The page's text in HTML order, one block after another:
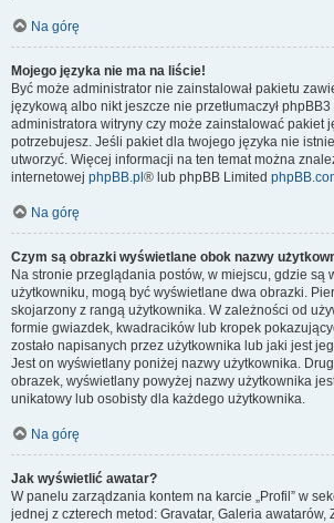
Na górę
Mojego języka nie ma na liście!
Być może administrator nie zainstalował pakietu
językową albo nikt jeszcze nie przetłumaczył
administratora witryny czy może zainstalować pakiet
potrzebujesz. Jeśli pakiet dla twojego języka nie
utworzyć. Więcej informacji na ten temat można
internetowej phpBB.pl ® lub phpBB Limited
Na górę
Czym są obrazki wyświetlane obok nazwy
Na stronie przeglądania postów, w miejscu, gdzie są
użytkowniku, mogą być wyświetlane dwa obrazki.
skojarzony z rangą użytkownika. W zależności od
formie gwiazdek, kwadracików lub kropek
zostało napisanych przez użytkownika lub jaki jest
Jest on wyświetlany poniżej nazwy użytkownika.
obrazek, wyświetlany powyżej nazwy użytkownika
unikatowy lub osobisty dla każdego użytkownika.
Na górę
Jak wyświetlić awatar?
W panelu zarządzania kontem na karcie „Profil” w
jednej z czterech metod: Gravatar, Galeria awatarów,